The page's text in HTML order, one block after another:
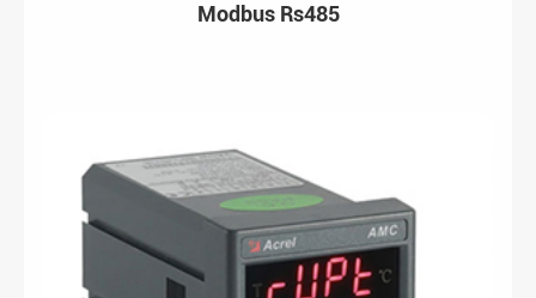
Modbus Rs485